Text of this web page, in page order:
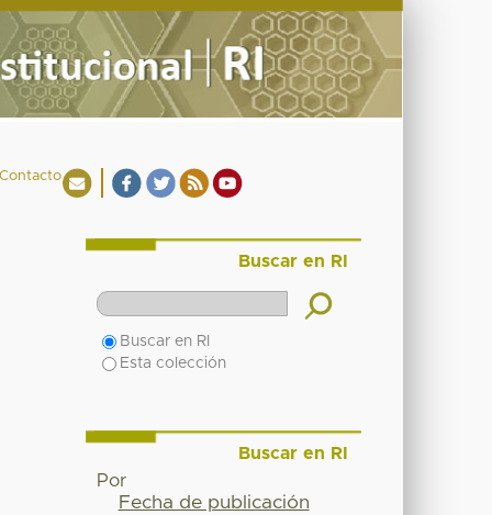
Buscar en RI
Buscar en RI
Esta colección
Buscar en RI
Por
Fecha de publicación